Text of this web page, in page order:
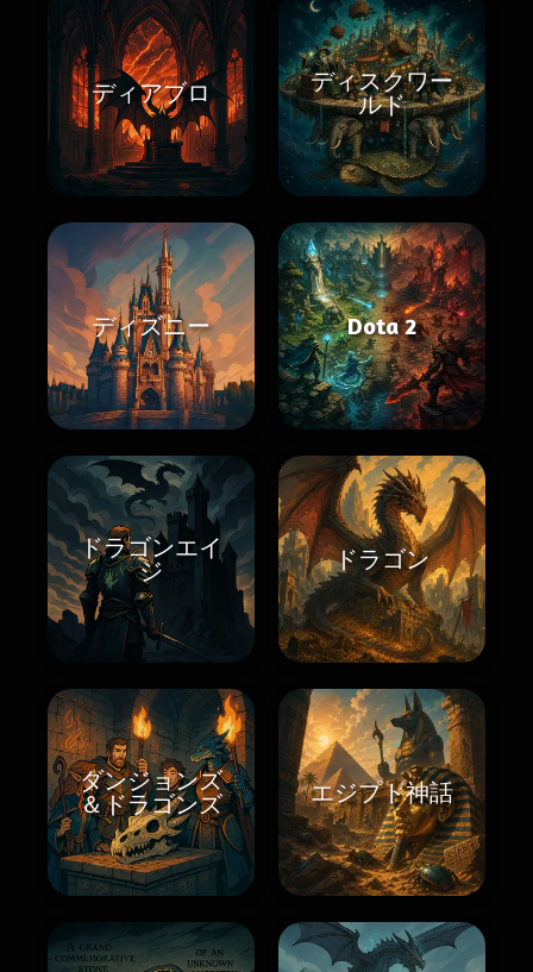
ディアブロ
ディスクワー
ルド
ディズニー Dota 2
ドラゴンエイ
ジ
ドラゴン
ダンジョンズ
＆ドラゴンズ
エジプト神話